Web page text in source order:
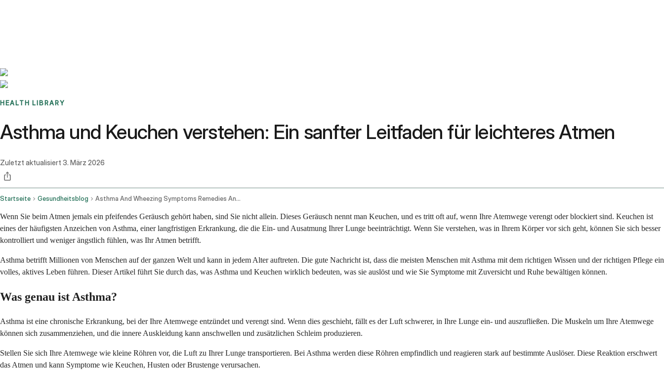
HEALTH LIBRARY
Asthma und Keuchen verstehen: Ein sanfter Leitfaden für leichteres Atmen
Zuletzt aktualisiert 3. März 2026
Startseite Gesundheitsblog Asthma And Wheezing Symptoms Remedies And Management Strategies
Wenn Sie beim Atmen jemals ein pfeifendes Geräusch gehört haben, sind Sie nicht allein. Dieses Geräusch nennt man Keuchen, und es tritt oft auf, wenn Ihre Atemwege verengt oder blockiert sind. Keuchen ist
eines der häufigsten Anzeichen von Asthma, einer langfristigen Erkrankung, die die Ein- und Ausatmung Ihrer Lunge beeinträchtigt. Wenn Sie verstehen, was in Ihrem Körper vor sich geht, können Sie sich besser
kontrolliert und weniger ängstlich fühlen, was Ihr Atmen betrifft.
Asthma betrifft Millionen von Menschen auf der ganzen Welt und kann in jedem Alter auftreten. Die gute Nachricht ist, dass die meisten Menschen mit Asthma mit dem richtigen Wissen und der richtigen Pflege ein
volles, aktives Leben führen. Dieser Artikel führt Sie durch das, was Asthma und Keuchen wirklich bedeuten, was sie auslöst und wie Sie Symptome mit Zuversicht und Ruhe bewältigen können.
Was genau ist Asthma?
Asthma ist eine chronische Erkrankung, bei der Ihre Atemwege entzündet und verengt sind. Wenn dies geschieht, fällt es der Luft schwerer, in Ihre Lunge ein- und auszufließen. Die Muskeln um Ihre Atemwege
können sich zusammenziehen, und die innere Auskleidung kann anschwellen und zusätzlichen Schleim produzieren.
Stellen Sie sich Ihre Atemwege wie kleine Röhren vor, die Luft zu Ihrer Lunge transportieren. Bei Asthma werden diese Röhren empfindlich und reagieren stark auf bestimmte Auslöser. Diese Reaktion erschwert
das Atmen und kann Symptome wie Keuchen, Husten oder Brustenge verursachen.